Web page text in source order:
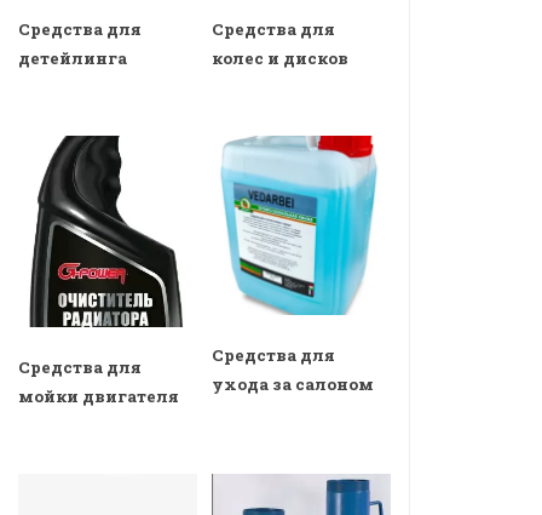
Средства для
детейлинга
Средства для
колес и дисков
Средства для
мойки двигателя
Средства для
ухода за салоном